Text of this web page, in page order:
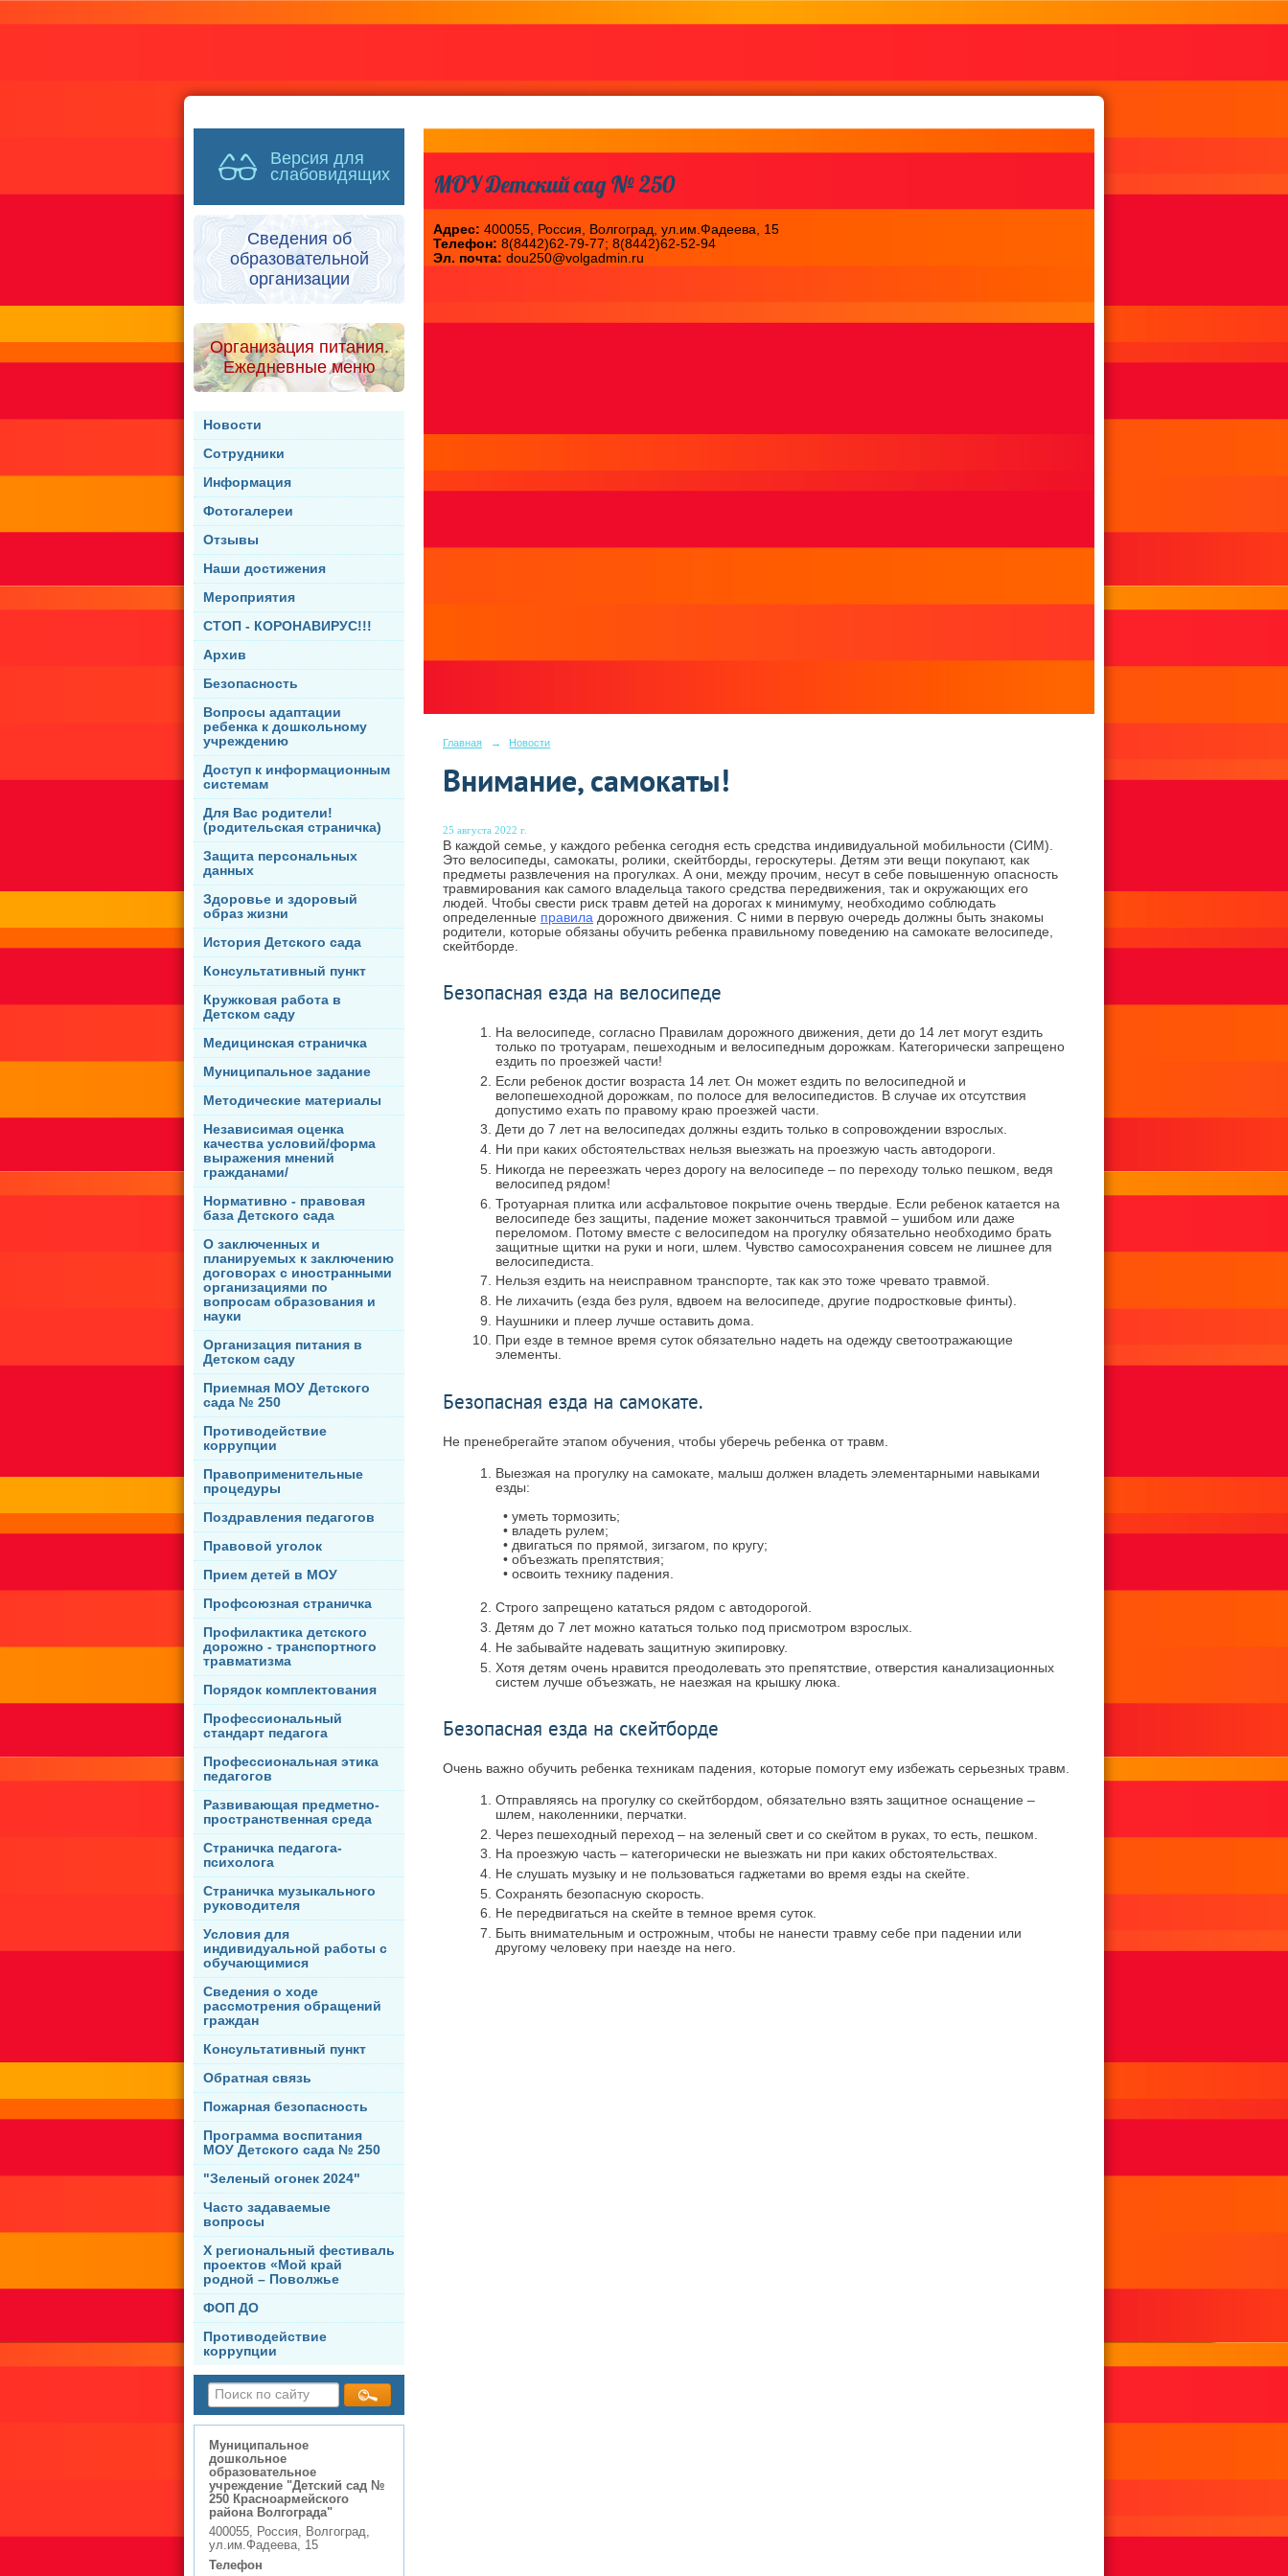
Версия для
слабовидящих
Сведения об
образовательной
организации
Организация питания.
Ежедневные меню
Новости
Сотрудники
Информация
Фотогалереи
Отзывы
Наши достижения
Мероприятия
СТОП - КОРОНАВИРУС!!!
Архив
Безопасность
Вопросы адаптации
ребенка к дошкольному
учреждению
Доступ к информационным
системам
Для Вас родители!
(родительская страничка)
Защита персональных
данных
Здоровье и здоровый
образ жизни
История Детского сада
Консультативный пункт
Кружковая работа в
Детском саду
Медицинская страничка
Муниципальное задание
Методические материалы
Независимая оценка
качества условий/форма
выражения мнений
гражданами/
Нормативно - правовая
база Детского сада
О заключенных и
планируемых к заключению
договорах с иностранными
организациями по
вопросам образования и
науки
Организация питания в
Детском саду
Приемная МОУ Детского
сада № 250
Противодействие
коррупции
Правоприменительные
процедуры
Поздравления педагогов
Правовой уголок
Прием детей в МОУ
Профсоюзная страничка
Профилактика детского
дорожно - транспортного
травматизма
Порядок комплектования
Профессиональный
стандарт педагога
Профессиональная этика
педагогов
Развивающая предметно-
пространственная среда
Страничка педагога-
психолога
Страничка музыкального
руководителя
Условия для
индивидуальной работы с
обучающимися
Сведения о ходе
рассмотрения обращений
граждан
Консультативный пункт
Обратная связь
Пожарная безопасность
Программа воспитания
МОУ Детского сада № 250
"Зеленый огонек 2024"
Часто задаваемые
вопросы
X региональный фестиваль
проектов «Мой край
родной – Поволжье
ФОП ДО
Противодействие
коррупции
Муниципальное
дошкольное
образовательное
учреждение "Детский сад №
250 Красноармейского
района Волгограда"
400055, Россия, Волгоград,
ул.им.Фадеева, 15
Телефон
МОУ Детский сад № 250
Адрес: 400055, Россия, Волгоград, ул.им.Фадеева, 15
Телефон: 8(8442)62-79-77; 8(8442)62-52-94
Эл. почта: dou250@volgadmin.ru
Главная → Новости
Внимание, самокаты!
25 августа 2022 г.
В каждой семье, у каждого ребенка сегодня есть средства индивидуальной мобильности (СИМ).
Это велосипеды, самокаты, ролики, скейтборды, героскутеры. Детям эти вещи покупают, как
предметы развлечения на прогулках. А они, между прочим, несут в себе повышенную опасность
травмирования как самого владельца такого средства передвижения, так и окружающих его
людей. Чтобы свести риск травм детей на дорогах к минимуму, необходимо соблюдать
определенные правила дорожного движения. С ними в первую очередь должны быть знакомы
родители, которые обязаны обучить ребенка правильному поведению на самокате велосипеде,
скейтборде.
Безопасная езда на велосипеде
На велосипеде, согласно Правилам дорожного движения, дети до 14 лет могут ездить
только по тротуарам, пешеходным и велосипедным дорожкам. Категорически запрещено
ездить по проезжей части!
Если ребенок достиг возраста 14 лет. Он может ездить по велосипедной и
велопешеходной дорожкам, по полосе для велосипедистов. В случае их отсутствия
допустимо ехать по правому краю проезжей части.
Дети до 7 лет на велосипедах должны ездить только в сопровождении взрослых.
Ни при каких обстоятельствах нельзя выезжать на проезжую часть автодороги.
Никогда не переезжать через дорогу на велосипеде – по переходу только пешком, ведя
велосипед рядом!
Тротуарная плитка или асфальтовое покрытие очень твердые. Если ребенок катается на
велосипеде без защиты, падение может закончиться травмой – ушибом или даже
переломом. Потому вместе с велосипедом на прогулку обязательно необходимо брать
защитные щитки на руки и ноги, шлем. Чувство самосохранения совсем не лишнее для
велосипедиста.
Нельзя ездить на неисправном транспорте, так как это тоже чревато травмой.
Не лихачить (езда без руля, вдвоем на велосипеде, другие подростковые финты).
Наушники и плеер лучше оставить дома.
При езде в темное время суток обязательно надеть на одежду светоотражающие
элементы.
Безопасная езда на самокате.
Не пренебрегайте этапом обучения, чтобы уберечь ребенка от травм.
Выезжая на прогулку на самокате, малыш должен владеть элементарными навыками
езды:
• уметь тормозить;
• владеть рулем;
• двигаться по прямой, зигзагом, по кругу;
• объезжать препятствия;
• освоить технику падения.
Строго запрещено кататься рядом с автодорогой.
Детям до 7 лет можно кататься только под присмотром взрослых.
Не забывайте надевать защитную экипировку.
Хотя детям очень нравится преодолевать это препятствие, отверстия канализационных
систем лучше объезжать, не наезжая на крышку люка.
Безопасная езда на скейтборде
Очень важно обучить ребенка техникам падения, которые помогут ему избежать серьезных травм.
Отправляясь на прогулку со скейтбордом, обязательно взять защитное оснащение –
шлем, наколенники, перчатки.
Через пешеходный переход – на зеленый свет и со скейтом в руках, то есть, пешком.
На проезжую часть – категорически не выезжать ни при каких обстоятельствах.
Не слушать музыку и не пользоваться гаджетами во время езды на скейте.
Сохранять безопасную скорость.
Не передвигаться на скейте в темное время суток.
Быть внимательным и острожным, чтобы не нанести травму себе при падении или
другому человеку при наезде на него.